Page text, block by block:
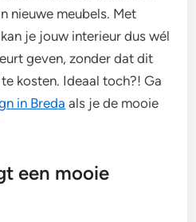
nieuwe meubels. Met
je jouw interieur dus wél
geven, zonder dat dit
kosten. Ideaal toch?! Ga
in Breda als je de mooie
een mooie